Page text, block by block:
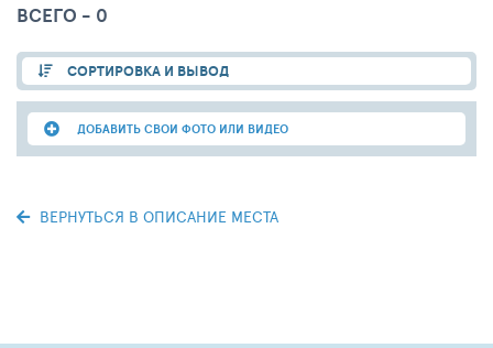
ВСЕГО - 0
СОРТИРОВКА И ВЫВОД
ДОБАВИТЬ СВОИ ФОТО ИЛИ ВИДЕО
ВЕРНУТЬСЯ В ОПИСАНИЕ МЕСТА